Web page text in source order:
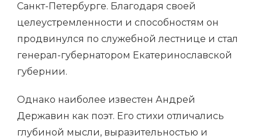
Санкт-Петербурге. Благодаря своей
целеустремленности и способностям он
продвинулся по служебной лестнице и стал
генерал-губернатором Екатеринославской
губернии.
Однако наиболее известен Андрей
Державин как поэт. Его стихи отличались
глубиной мысли, выразительностью и